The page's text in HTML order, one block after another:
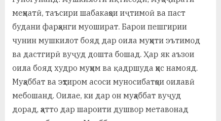
меҳнатӣ, таъсири шабакаҳои иҷтимоӣ ва паст
будани фарҳанги муошират. Барои пешгирии
чунин мушкилот бояд дар оила муҳити эътимод
ва дастгирӣ вуҷуд дошта бошад. Ҳар як аъзои
оила бояд худро муҳим ва қадршуда ҳис намояд.
Муҳаббат ва эҳтиром асоси муносибатҳои оилавӣ
мебошанд. Оилае, ки дар он муҳаббат вуҷуд
дорад, ҳатто дар шароити душвор метавонад